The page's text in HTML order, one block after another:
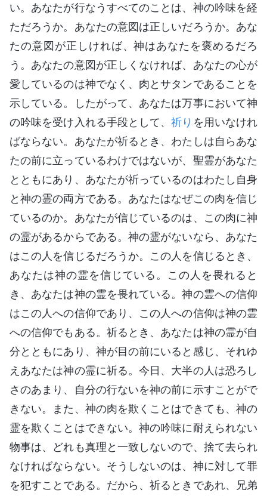
い。あなたが行なうすべてのことは、神の吟味を経
ただろうか。あなたの意図は正しいだろうか。あな
たの意図が正しければ、神はあなたを褒めるだろ
う。あなたの意図が正しくなければ、あなたの心が
愛しているのは神でなく、肉とサタンであることを
示している。したがって、あなたは万事において神
の吟味を受け入れる手段として、祈り を用いなけれ
ばならない。あなたが祈るとき、わたしは自らあな
たの前に立っているわけではないが、聖霊があなた
とともにあり、あなたが祈っているのはわたし自身
と神の霊の両方である。あなたはなぜこの肉を信じ
ているのか。あなたが信じているのは、この肉に神
の霊があるからである。神の霊がないなら、あなた
はこの人を信じるだろうか。この人を信じるとき、
あなたは神の霊を信じている。この人を畏れると
き、あなたは神の霊を畏れている。神の霊への信仰
はこの人への信仰であり、この人への信仰は神の霊
への信仰でもある。祈るとき、あなたは神の霊が自
分とともにあり、神が目の前にいると感じ、それゆ
えあなたは神の霊に祈る。今日、大半の人は恐ろし
さのあまり、自分の行ないを神の前に示すことがで
きない。また、神の肉を欺くことはできても、神の
霊を欺くことはできない。神の吟味に耐えられない
物事は、どれも真理と一致しないので、捨て去られ
なければならない。そうしないのは、神に対して罪
を犯すことである。だから、祈るときであれ、兄弟